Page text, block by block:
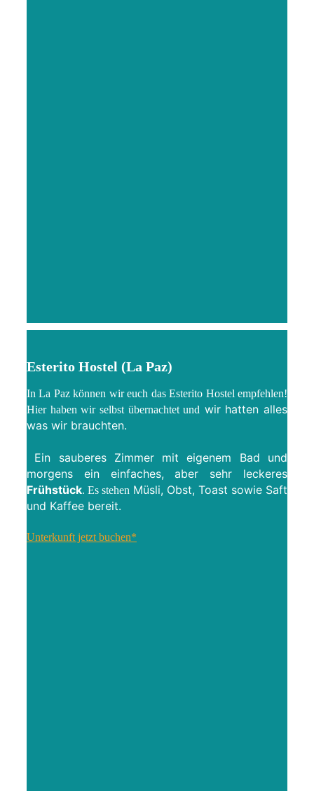
Esterito Hostel (La Paz)
In La Paz können wir euch das Esterito Hostel empfehlen!
Hier haben wir selbst übernachtet und wir hatten alles
was wir brauchten.
Ein sauberes Zimmer mit eigenem Bad und
morgens ein einfaches, aber sehr leckeres
Frühstück. Es stehen Müsli, Obst, Toast sowie Saft
und Kaffee bereit.
Unterkunft jetzt buchen*